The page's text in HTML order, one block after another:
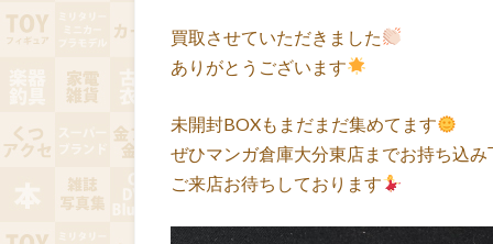
買取させていただきました
ありがとうございます
未開封BOXもまだまだ集めてます
ぜひマンガ倉庫大分東店までお持ち込み
ご来店お待ちしております